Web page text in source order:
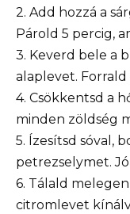
2. Add hozzá a
Párold 5 percig,
3. Keverd bele a
alaplevet. Forrald
4. Csökkentsd a
minden zöldség
5. Ízesítsd sóval,
petrezselymet.
6. Tálald
citromlevet